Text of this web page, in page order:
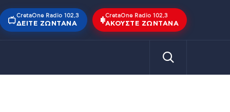
CretaOne Radio 102,3
ΔΕΊΤΕ ΖΩΝΤΑΝΆ
CretaOne Radio 102,3
ΑΚΟΎΣΤΕ ΖΩΝΤΑΝΆ